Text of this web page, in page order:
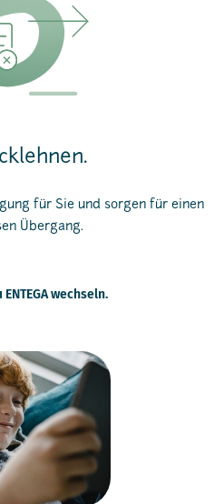
für Sie und sorgen für einen
Übergang.
ENTEGA wechseln.